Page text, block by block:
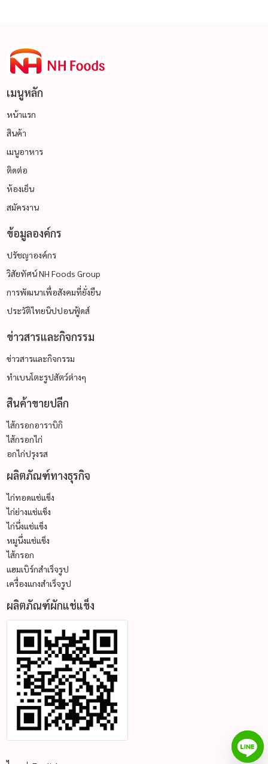
เมนูหลัก
หน้าแรก
สินค้า
เมนูอาหาร
ติดต่อ
ห้องเย็น
สมัครงาน
ข้อมูลองค์กร
ปรัชญาองค์กร
วิสัยทัศน์ NH Foods Group
การพัฒนาเพื่อสังคมที่ยั่งยืน
ประวัติไทยนิปปอนฟู้ดส์
ข่าวสารและกิจกรรม
ข่าวสารและกิจกรรม
ทำเบนโตะรูปสัตว์ต่างๆ
สินค้าขายปลีก
ไส้กรอกอาราบิกิ
ไส้กรอกไก่
อกไก่ปรุงรส
ผลิตภัณฑ์ทางธุรกิจ
ไก่ทอดแช่แข็ง
ไก่ย่างแช่แข็ง
ไก่นึ่งแช่แข็ง
หมูนึ่งแช่แข็ง
ไส้กรอก
แฮมเบิร์กสำเร็จรูป
เครื่องแกงสำเร็จรูป
ผลิตภัณฑ์ผักแช่แข็ง